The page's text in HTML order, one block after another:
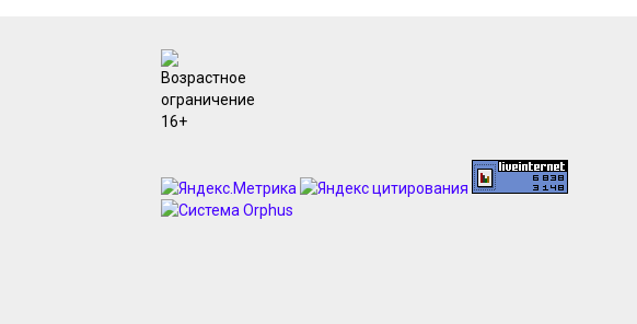
зоне ремонтных работ на улице
Павлуновского